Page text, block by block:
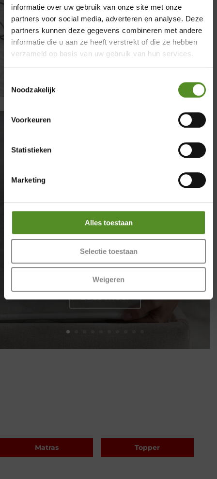
informatie over uw gebruik van onze site met onze
partners voor social media, adverteren en analyse. Deze
partners kunnen deze gegevens combineren met andere
informatie die u aan ze heeft verstrekt of die ze hebben
verzameld op basis van uw gebruik van hun services.
Noodzakelijk
Voorkeuren
Statistieken
Marketing
Alles toestaan
Selectie toestaan
Weigeren
Engel Slaapcomfort Terheijden:
Engel Slaapcomfort in Terheijden: zo vergelijk
je beddenzaken rond Breda Ben je op zoek
naar een nieuw bed of matras in de regio
Breda? Dan kun je tijdens je zoektocht onder
Terheijden. Veel mensen nemen de tijd om...
Lees meer
Matras Topper
Showroom Breda
Vrijdag 12:00 – 17:00
Zondag 12:00 – 17:00
×